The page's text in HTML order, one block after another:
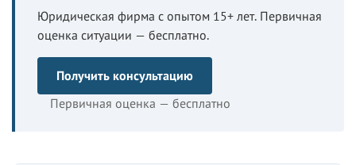
Юридическая фирма с опытом 15+ лет. Первичная
оценка ситуации — бесплатно.
Получить консультацию
Первичная оценка — бесплатно